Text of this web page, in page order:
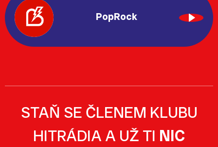
PopRock
STAŇ SE ČLENEM KLUBU
HITRÁDIA A UŽ TI NIC